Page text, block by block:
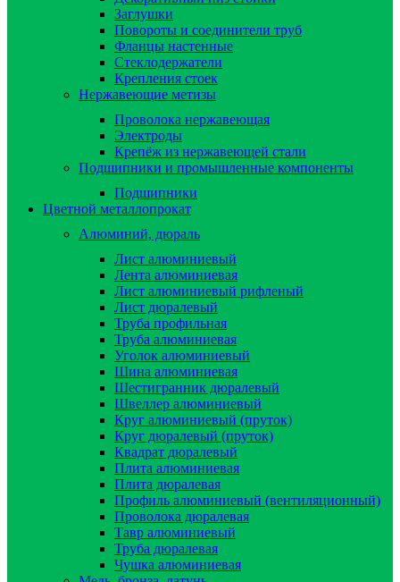
Заглушки
Повороты и соединители труб
Фланцы настенные
Стеклодержатели
Крепления стоек
Нержавеющие метизы
Проволока нержавеющая
Электроды
Крепёж из нержавеющей стали
Подшипники и промышленные компоненты
Подшипники
Цветной металлопрокат
Алюминий, дюраль
Лист алюминиевый
Лента алюминиевая
Лист алюминиевый рифленый
Лист дюралевый
Труба профильная
Труба алюминиевая
Уголок алюминиевый
Шина алюминиевая
Шестигранник дюралевый
Швеллер алюминиевый
Круг алюминиевый (пруток)
Круг дюралевый (пруток)
Квадрат дюралевый
Плита алюминиевая
Плита дюралевая
Профиль алюминиевый (вентиляционный)
Проволока дюралевая
Тавр алюминиевый
Труба дюралевая
Чушка алюминиевая